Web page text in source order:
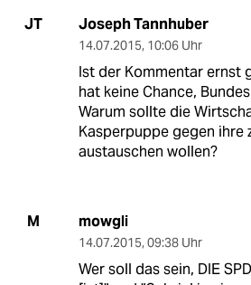
JT Joseph Tannhuber
14.07.2015, 10:06 Uhr
Ist der Kommentar ernst
hat keine Chance,
Warum sollte die
Kasperpuppe gegen ihre
austauschen wollen?
M mowgli
14.07.2015, 09:38 Uhr
Wer soll das sein, DIE